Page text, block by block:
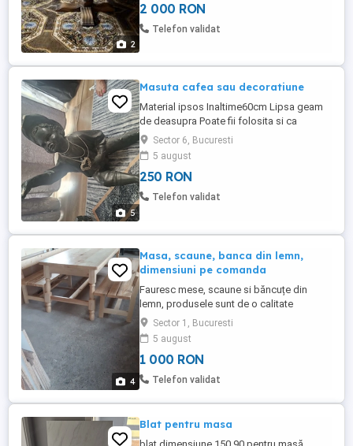
2
2 000 RON
Telefon validat
5
Masuta cafea sau decoratiune
Material ipsos Inaltime60cm Lipsa geam
de deasupra Poate fii folosita si ca
decoratiune Si se poate vopsi cu spray
orice culoare
Sector 6, Bucuresti
5 august
250 RON
Telefon validat
4
Masa, scaune, banca din lemn,
dimensiuni pe comanda
Fauresc mese, scaune si băncuțe din
lemn, produsele sunt de o calitate
excepționala, foarte bine finisate cu o
durata mare de viață. Îți oferă senzația
adevărată ca te așezi si mănânci pe ceva
robust, fără teama ca se rupe, tremura sau
alte sentimente pe care le dau majoritatea
Sector 1, Bucuresti
5 august
1 000 RON
Telefon validat
Blat pentru masa